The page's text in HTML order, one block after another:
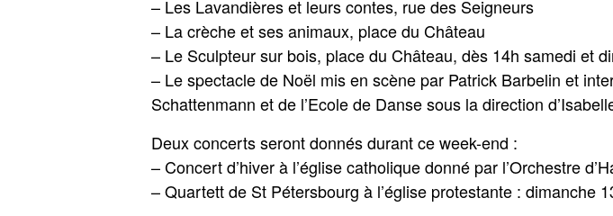
– Les Lavandières et leurs contes, rue des Seigneurs
– La crèche et ses animaux, place du Château
– Le Sculpteur sur bois, place du Château, dès 14h samedi et
– Le spectacle de Noël mis en scène par Patrick Barbelin et
Schattenmann et de l’Ecole de Danse sous la direction
Deux concerts seront donnés durant ce week-end :
– Concert d’hiver à l’église catholique donné par l’Orchestre
– Quartett de St Pétersbourg à l’église protestante : dimanche